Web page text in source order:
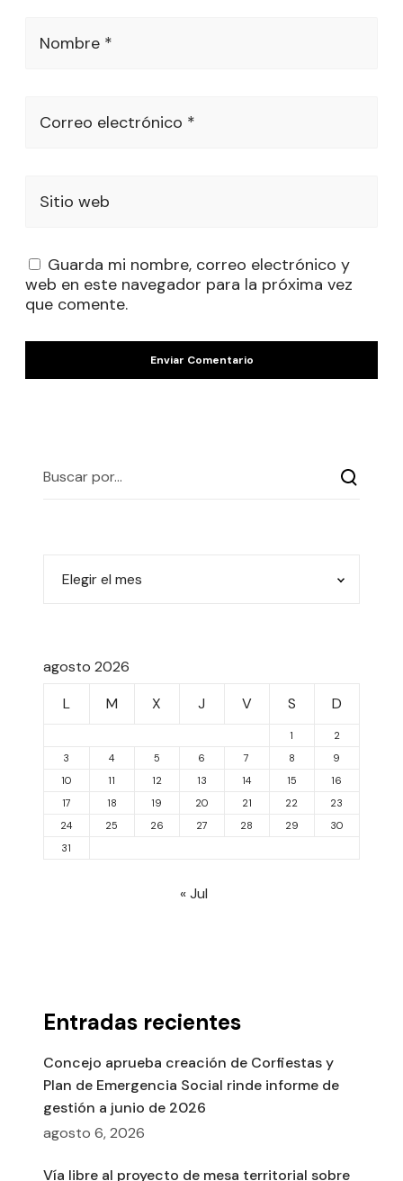
Nombre *
Correo electrónico *
Sitio web
Guarda mi nombre, correo electrónico y
web en este navegador para la próxima vez
que comente.
agosto 2026
L
M X J V S D
1
2
3
4 5 6 7 8
9
10
11 12 13 14 15
16
17
18 19 20 21 22
23
24
25 26 27 28 29
30
31
« Jul
Entradas recientes
Concejo aprueba creación de Corfiestas y
Plan de Emergencia Social rinde informe de
gestión a junio de 2026
agosto 6, 2026
Vía libre al proyecto de mesa territorial sobre